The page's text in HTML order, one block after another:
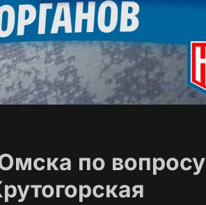
по вопросу